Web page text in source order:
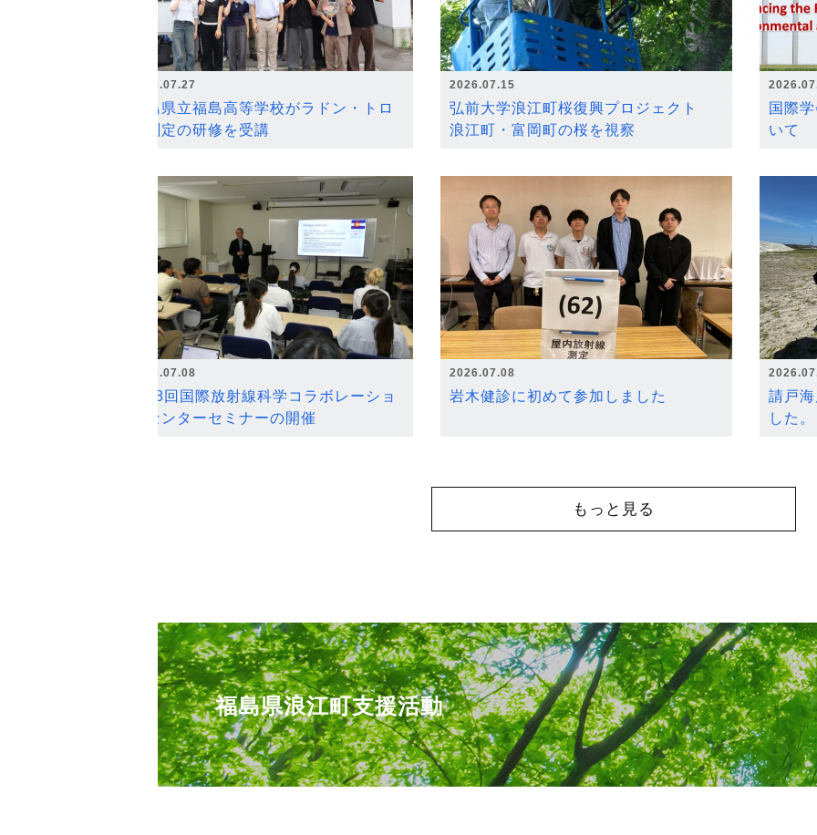
2026.07.27
福島県立福島高等学校がラドン・トロ
ン測定の研修を受講
2026.07.15
弘前大学浪江町桜復興プロジェクト
浪江町・富岡町の桜を視察
国際
いて
2026.07.08
第18回国際放射線科学コラボレーショ
ンセンターセミナーの開催
2026.07.08
岩木健診に初めて参加しました
請戸
した。
もっと見る
福島県浪江町支援活動